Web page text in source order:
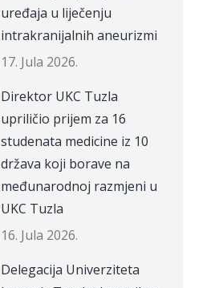
uređaja u liječenju
intrakranijalnih aneurizmi
17. Jula 2026.
Direktor UKC Tuzla
upriličio prijem za 16
studenata medicine iz 10
država koji borave na
međunarodnoj razmjeni u
UKC Tuzla
16. Jula 2026.
Delegacija Univerziteta